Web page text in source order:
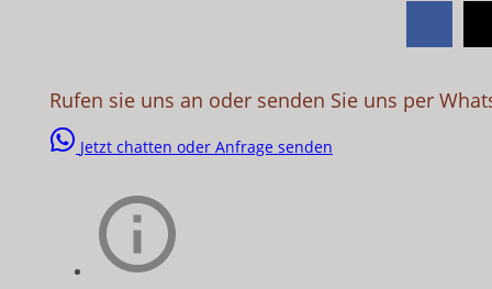
Rufen sie uns an oder senden Sie uns per
Jetzt chatten oder Anfrage senden